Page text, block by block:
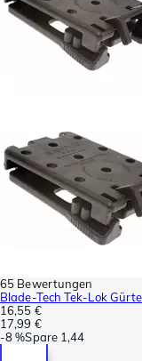
65 Bewertungen
Blade-Tech Tek-Lok
16,55 €
17,99 €
-8 %Spare 1,44